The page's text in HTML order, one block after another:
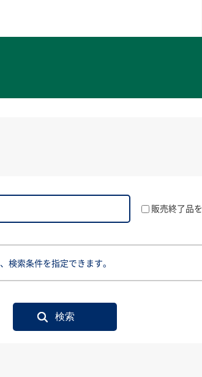
販売終了品
検索条件を指定できます。